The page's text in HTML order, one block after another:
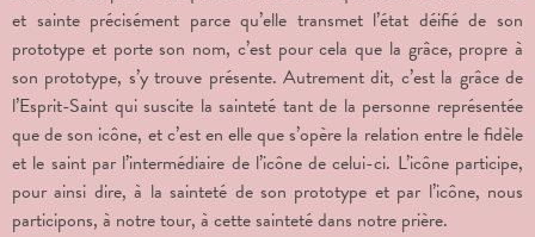
et sainte précisément parce qu’elle transmet l’état déifié de son
prototype et porte son nom, c’est pour cela que la grâce, propre à
son prototype, s’y trouve présente. Autrement dit, c’est la grâce de
l’Esprit-Saint qui suscite la sainteté tant de la personne représentée
que de son icône, et c’est en elle que s’opère la relation entre le fidèle
et le saint par l’intermédiaire de l’icône de celui-ci. L’icône participe,
pour ainsi dire, à la sainteté de son prototype et par l’icône, nous
participons, à notre tour, à cette sainteté dans notre prière.